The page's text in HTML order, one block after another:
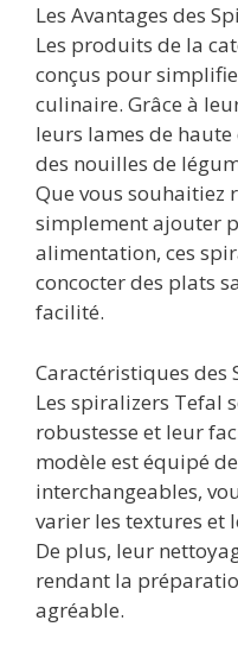
Les Avantages des
Les produits de la
conçus pour
culinaire. Grâce à
leurs lames de
des nouilles de
Que vous souhaitiez
simplement ajouter
alimentation, ces
concocter des plats
facilité.
Caractéristiques des
Les spiralizers Tefal
robustesse et leur
modèle est équipé
interchangeables,
varier les textures et
De plus, leur
rendant la
agréable.